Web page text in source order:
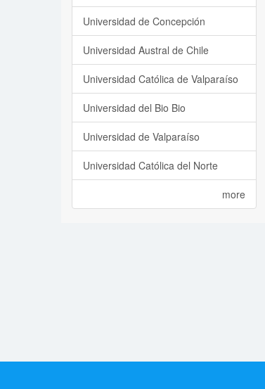
Universidad de Concepción
Universidad Austral de Chile
Universidad Católica de Valparaíso
Universidad del Bio Bio
Universidad de Valparaíso
Universidad Católica del Norte
more